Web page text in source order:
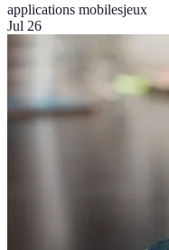
applications mobilesjeux
Jul 26